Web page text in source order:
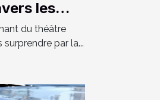
les
du théâtre
par la...